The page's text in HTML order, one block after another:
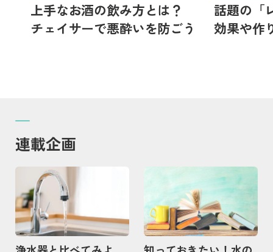
上手なお酒の飲み方とは？
チェイサーで悪酔いを防ごう
話題の「
効果や作
連載企画
記事を読む